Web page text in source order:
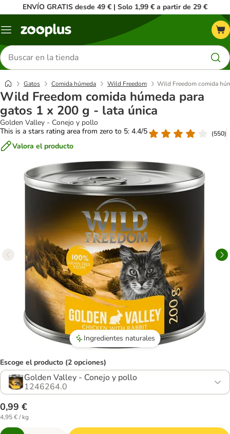
ENVÍO GRATIS desde 49 € | Solo 1,99 € a partir de 29 €
Menú
Buscar
productos
Gatos Comida húmeda Wild Freedom Wild Freedom comida
Wild Freedom comida húmeda para
gatos 1 x 200 g - lata única
Golden Valley - Conejo y pollo
This is a stars rating area from zero to 5: 4.4/5
(550)
Valora el producto
Ingredientes naturales
Escoge el producto (2 opciones)
Golden Valley - Conejo y pollo
1246264.0
0,99 €
4,95 € / kg